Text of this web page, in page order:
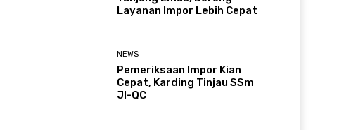
Layanan Impor Lebih Cepat
NEWS
Pemeriksaan Impor Kian
Cepat, Karding Tinjau SSm
JI-QC